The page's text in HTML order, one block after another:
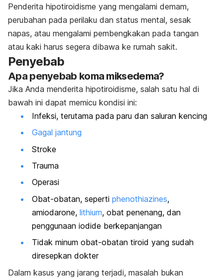
Penderita hipotiroidisme yang mengalami demam,
perubahan pada perilaku dan status mental, sesak
napas, atau mengalami pembengkakan pada tangan
atau kaki harus segera dibawa ke rumah sakit.
Penyebab
Apa penyebab koma miksedema?
Jika Anda menderita hipotiroidisme, salah satu hal di
bawah ini dapat memicu kondisi ini:
Infeksi, terutama pada paru dan saluran kencing
Gagal jantung
Stroke
Trauma
Operasi
Obat-obatan, seperti phenothiazines,
amiodarone, lithium, obat penenang, dan
penggunaan iodide berkepanjangan
Tidak minum obat-obatan tiroid yang sudah
diresepkan dokter
Dalam kasus yang jarang terjadi, masalah bukan